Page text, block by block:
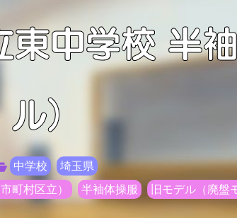
東中学校 半
ル）
中学校
埼玉県
町村区立） 半袖体操服 旧モデル（廃盤